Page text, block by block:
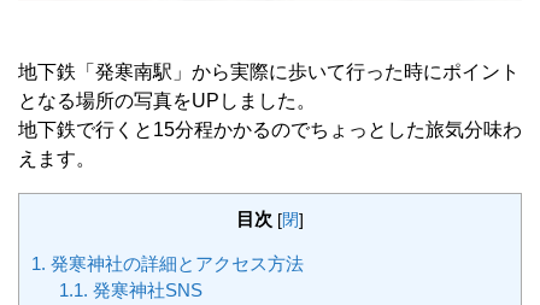
地下鉄「発寒南駅」から実際に歩いて行った時にポイント
となる場所の写真をUPしました。
地下鉄で行くと15分程かかるのでちょっとした旅気分味わ
えます。
目次 [閉]
1. 発寒神社の詳細とアクセス方法
1.1. 発寒神社SNS